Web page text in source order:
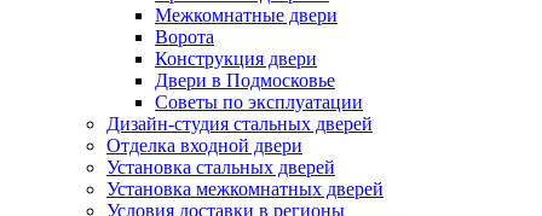
Межкомнатные двери
Ворота
Конструкция двери
Двери в Подмосковье
Cоветы по эксплуатации
Дизайн-студия стальных дверей
Отделка входной двери
Установка стальных дверей
Установка межкомнатных дверей
Условия доставки в регионы